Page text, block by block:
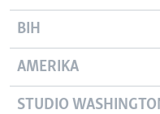
BIH
AMERIKA
STUDIO